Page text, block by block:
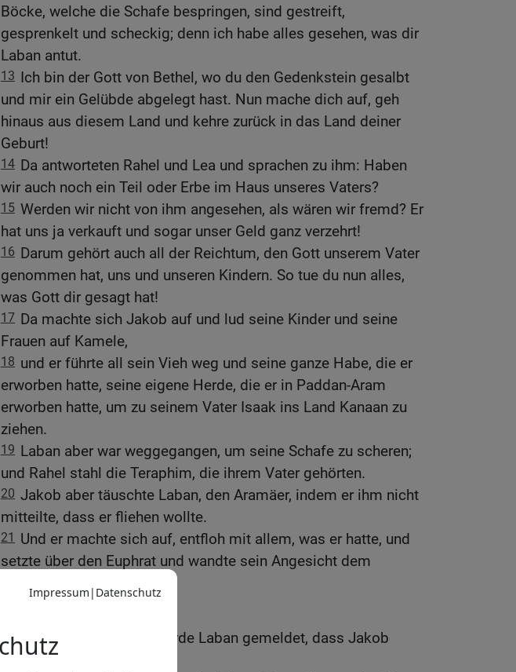
Böcke, welche die Schafe bespringen, sind gestreift,
gesprenkelt und scheckig; denn ich habe alles gesehen, was dir
Laban antut.
13 Ich bin der Gott von Bethel, wo du den Gedenkstein gesalbt
und mir ein Gelübde abgelegt hast. Nun mache dich auf, geh
hinaus aus diesem Land und kehre zurück in das Land deiner
Geburt!
14 Da antworteten Rahel und Lea und sprachen zu ihm: Haben
wir auch noch ein Teil oder Erbe im Haus unseres Vaters?
15 Werden wir nicht von ihm angesehen, als wären wir fremd? Er
hat uns ja verkauft und sogar unser Geld ganz verzehrt!
16 Darum gehört auch all der Reichtum, den Gott unserem Vater
genommen hat, uns und unseren Kindern. So tue du nun alles,
was Gott dir gesagt hat!
17 Da machte sich Jakob auf und lud seine Kinder und seine
Frauen auf Kamele,
18 und er führte all sein Vieh weg und seine ganze Habe, die er
erworben hatte, seine eigene Herde, die er in Paddan-Aram
erworben hatte, um zu seinem Vater Isaak ins Land Kanaan zu
ziehen.
19 Laban aber war weggegangen, um seine Schafe zu scheren;
und Rahel stahl die Teraphim, die ihrem Vater gehörten.
20 Jakob aber täuschte Laban, den Aramäer, indem er ihm nicht
mitteilte, dass er fliehen wollte.
21
Und er machte sich auf, entfloh mit allem, was er hatte, und
setzte über den Euphrat und wandte sein Angesicht dem
22 Am dritten Tag aber wurde Laban gemeldet, dass Jakob
geflohen sei.